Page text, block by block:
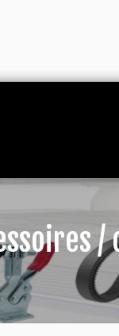
/